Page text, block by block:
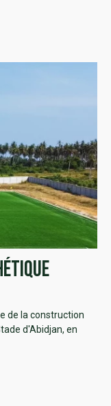
de la construction
d'Abidjan, en